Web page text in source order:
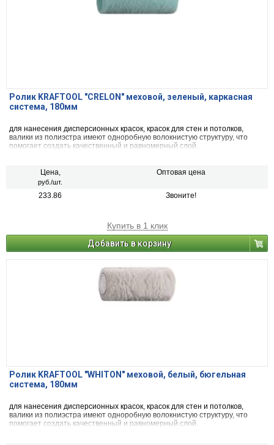
Ролик KRAFTOOL "CRELON" меховой, зеленый, каркасная
система, 180мм
для нанесения дисперсионных красок, красок для стен и потолков,
валики из полиэстра имеют одноробную волокнистую структуру, что
помогает создать качественный и равномерный слой.
Цена,
руб./шт.
Оптовая цена
233.86 Звоните!
Купить в 1 клик
Добавить в корзину
Ролик KRAFTOOL "WHITON" меховой, белый, бюгельная
система, 180мм
для нанесения дисперсионных красок, красок для стен и потолков,
валики из полиэстра имеют одноробную волокнистую структуру, что
помогает создать качественный и равномерный слой.